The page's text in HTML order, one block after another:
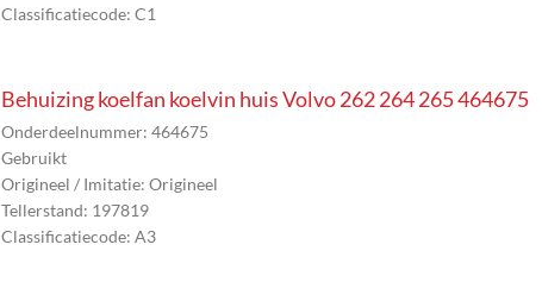
Classificatiecode: C1
Behuizing koelfan koelvin huis Volvo 262 264 265 464675
Onderdeelnummer: 464675
Gebruikt
Origineel / Imitatie: Origineel
Tellerstand: 197819
Classificatiecode: A3